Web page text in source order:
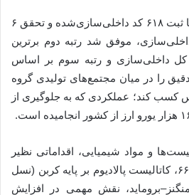
پتروشیمی شهید تندگویان با ثبت ۶۱۸ کد داخلی‌سازی‌شده و تحقق ۶
ریال داخلی‌سازی، موفق شد رتبه دوم برترین
داخلی‌سازی و رتبه سوم بر اساس
را در میان مجتمع‌های تولیدی گروه
کسب کند؛ عملکردی که به جلوگیری از
و مواد شیمیایی، اقداماتی نظیر
روغن ترمینول ۶۶، کاتالیست پالادیوم بر پایه کربن (نسل
نقش مهمی در افزایش